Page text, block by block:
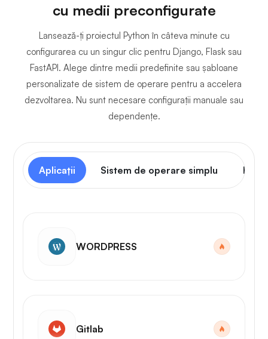
cu medii preconfigurate
Lansează-ți proiectul Python în câteva minute cu
configurarea cu un singur clic pentru Django, Flask sau
FastAPI. Alege dintre medii predefinite sau șabloane
personalizate de sistem de operare pentru a accelera
dezvoltarea. Nu sunt necesare configurații manuale sau
dependențe.
Aplicații Sistem de operare simplu
WORDPRESS
Gitlab